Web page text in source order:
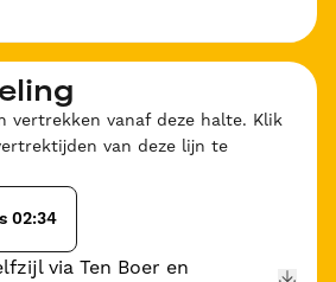
vertrekken vanaf deze halte. Klik
van deze lijn te
02:34
via Ten Boer en